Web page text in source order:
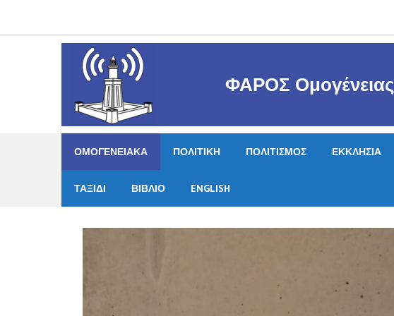
ΦΑΡΟΣ Ομογένειας
ΟΜΟΓΕΝΕΙΑΚΑ ΠΟΛΙΤΙΚΗ ΠΟΛΙΤΙΣΜΟΣ ΕΚΚΛΗΣΙΑ
ΤΑΞΙΔΙ ΒΙΒΛΙΟ ENGLISH